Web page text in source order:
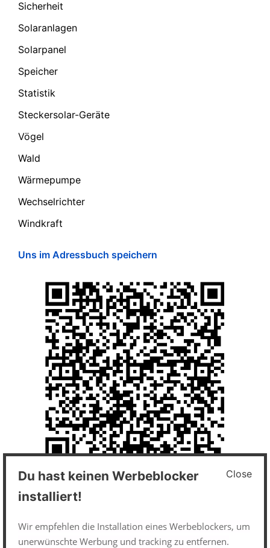
Sicherheit
Solaranlagen
Solarpanel
Speicher
Statistik
Steckersolar-Geräte
Vögel
Wald
Wärmepumpe
Wechselrichter
Windkraft
Uns im Adressbuch speichern
Impressum und Datenschutz
Datenschutzerklärung
Impressum
Close
Du hast keinen Werbeblocker
installiert!
Wir empfehlen die Installation eines Werbeblockers, um
unerwünschte Werbung und tracking zu entfernen.